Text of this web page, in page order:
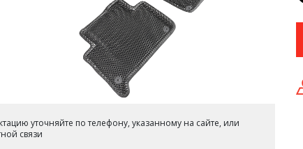
уточняйте по телефону, указанному на сайте, или
связи